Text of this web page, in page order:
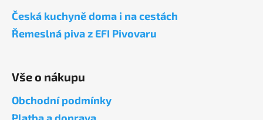
Česká kuchyně doma i na cestách
Řemeslná piva z EFI Pivovaru
Vše o nákupu
Obchodní podmínky